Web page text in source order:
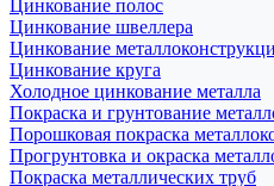
Цинкование полос
Цинкование швеллера
Цинкование
Цинкование круга
Холодное цинкование металла
Покраска и грунтование
Порошковая покраска
Прогрунтовка и окраска
Покраска металлических труб